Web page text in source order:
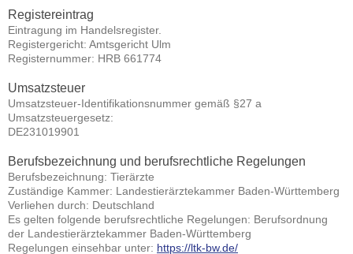
Registereintrag
Eintragung im Handelsregister.
Registergericht: Amtsgericht Ulm
Registernummer: HRB 661774
Umsatzsteuer
Umsatzsteuer-Identifikationsnummer gemäß §27 a
Umsatzsteuergesetz:
DE231019901
Berufsbezeichnung und berufsrechtliche Regelungen
Berufsbezeichnung: Tierärzte
Zuständige Kammer: Landestierärztekammer Baden-Württemberg
Verliehen durch: Deutschland
Es gelten folgende berufsrechtliche Regelungen: Berufsordnung
der Landestierärztekammer Baden-Württemberg
Regelungen einsehbar unter: https://ltk-bw.de/